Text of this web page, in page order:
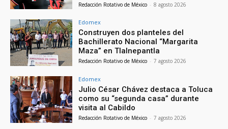
Redacción Rotativo de México - 8 agosto 2026
Edomex
Construyen dos planteles del
Bachillerato Nacional “Margarita
Maza” en Tlalnepantla
Redacción Rotativo de México - 7 agosto 2026
Edomex
Julio César Chávez destaca a Toluca
como su “segunda casa” durante
visita al Cabildo
Redacción Rotativo de México - 7 agosto 2026